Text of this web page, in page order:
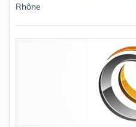
Rhône